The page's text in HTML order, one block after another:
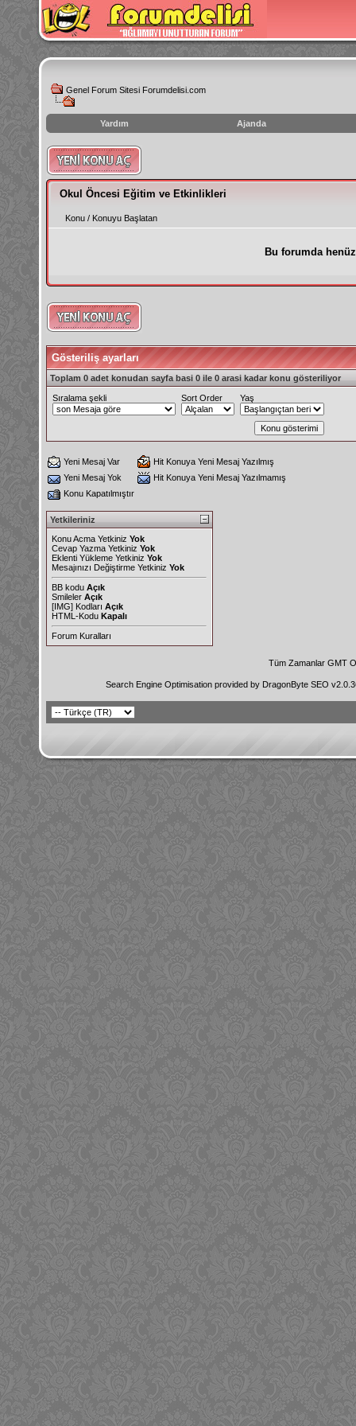
Genel Forum Sitesi Forumdelisi.com
Yardım Ajanda
instagram
izlenme
hilesi
Okul Öncesi Eğitim ve Etkinlikleri
Konu / Konuyu Başlatan
Bu forumda
Gösteriliş ayarları
Toplam 0 adet konudan sayfa basi 0 ile 0 arasi kadar konu gösteriliyor
Sıralama şekli Sort Order Yaş
Yeni Mesaj Var
Hit Konuya Yeni Mesaj Yazılmış
Yeni Mesaj Yok
Hit Konuya Yeni Mesaj Yazılmamış
Konu Kapatılmıştır
Yetkileriniz
Konu Acma Yetkiniz Yok
Cevap Yazma Yetkiniz Yok
Eklenti Yükleme Yetkiniz Yok
Mesajınızı Değiştirme Yetkiniz Yok
BB kodu Açık
Smileler Açık
[IMG] Kodları Açık
HTML-Kodu Kapalı
Forum Kuralları
Tüm Zamanlar GMT
Search Engine Optimisation provided by DragonByte SEO